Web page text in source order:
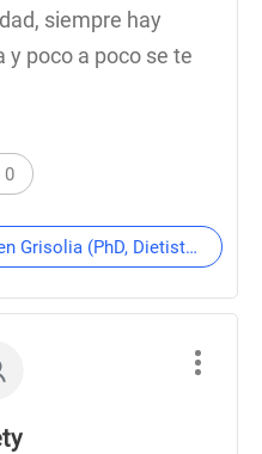
siempre hay
y poco a poco se te
0
Grisolia (PhD, Dietista-